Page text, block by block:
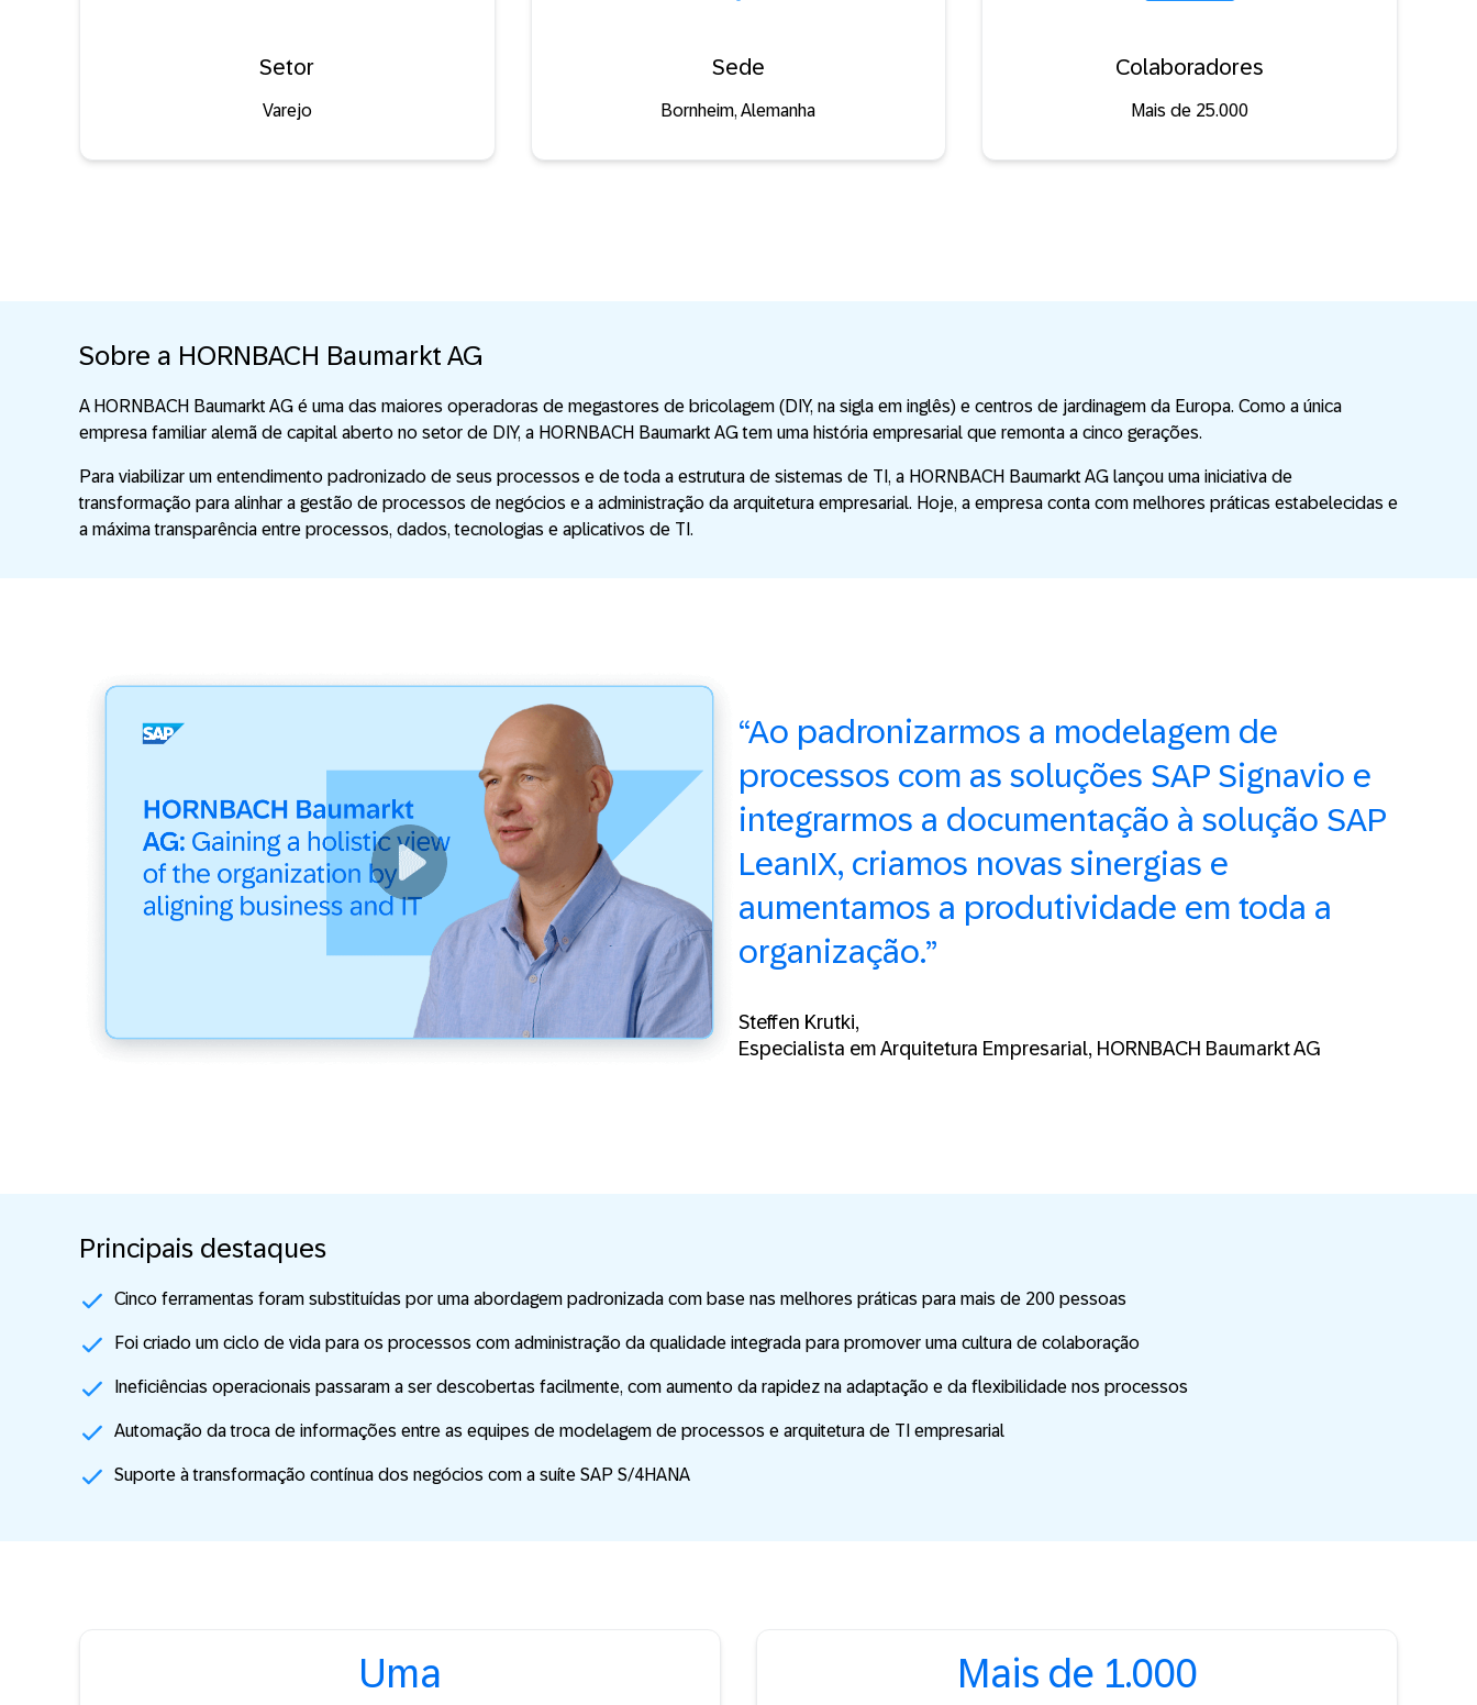
Setor
Varejo
Sede
Bornheim, Alemanha
Colaboradores
Mais de 25.000
Sobre a HORNBACH Baumarkt AG
A HORNBACH Baumarkt AG é uma das maiores operadoras de megastores de bricolagem (DIY, na sigla em inglês) e centros de jardinagem da Europa. Como a única
empresa familiar alemã de capital aberto no setor de DIY, a HORNBACH Baumarkt AG tem uma história empresarial que remonta a cinco gerações.
Para viabilizar um entendimento padronizado de seus processos e de toda a estrutura de sistemas de TI, a HORNBACH Baumarkt AG lançou uma iniciativa de
transformação para alinhar a gestão de processos de negócios e a administração da arquitetura empresarial. Hoje, a empresa conta com melhores práticas estabelecidas e
a máxima transparência entre processos, dados, tecnologias e aplicativos de TI.
“Ao padronizarmos a modelagem de
processos com as soluções SAP Signavio e
integrarmos a documentação à solução SAP
LeanIX, criamos novas sinergias e
aumentamos a produtividade em toda a
organização.”
Steffen Krutki,
Especialista em Arquitetura Empresarial, HORNBACH Baumarkt AG
Principais destaques
Cinco ferramentas foram substituídas por uma abordagem padronizada com base nas melhores práticas para mais de 200 pessoas
Foi criado um ciclo de vida para os processos com administração da qualidade integrada para promover uma cultura de colaboração
Ineficiências operacionais passaram a ser descobertas facilmente, com aumento da rapidez na adaptação e da flexibilidade nos processos
Automação da troca de informações entre as equipes de modelagem de processos e arquitetura de TI empresarial
Suporte à transformação contínua dos negócios com a suíte SAP S/4HANA
Uma Mais de 1.000